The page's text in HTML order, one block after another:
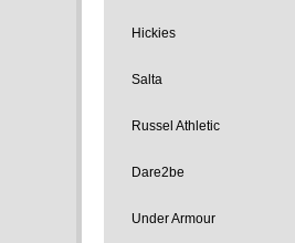
Hickies
Salta
Russel Athletic
Dare2be
Under Armour